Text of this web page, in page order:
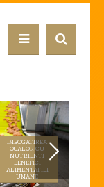
IMBOGATIREA
OUALOR CU
NUTRIENTI
BENEFICI
ALIMENTATIEI
UMANE